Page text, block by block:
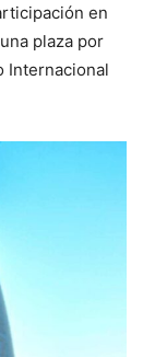
en
plaza por
Internacional